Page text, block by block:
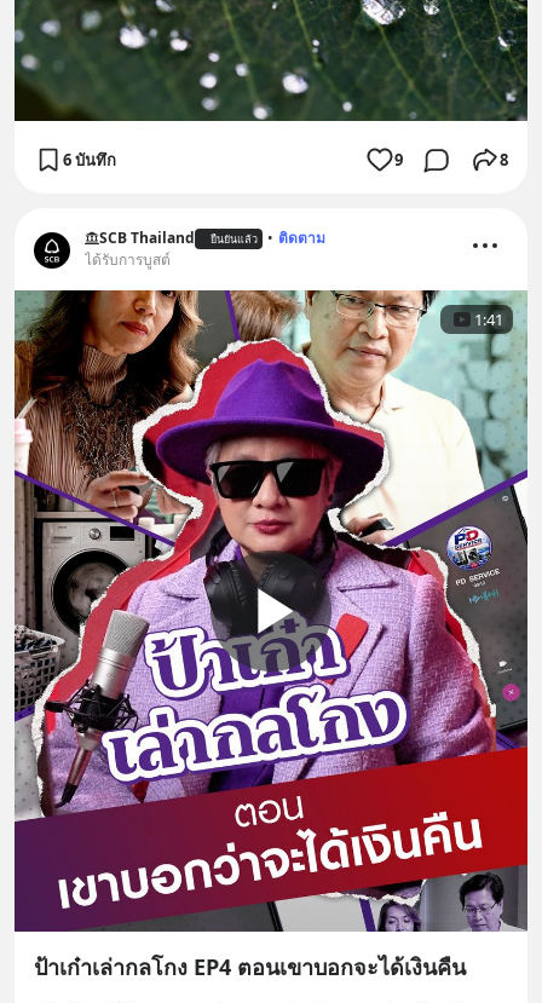
6 บันทึก 9 8
SCB Thailand ยืนยันแล้ว • ติดตาม
ได้รับการบูสต์
1:41
ป้าเก๋าเล่ากลโกง EP4 ตอนเขาบอกจะได้เงินคืน